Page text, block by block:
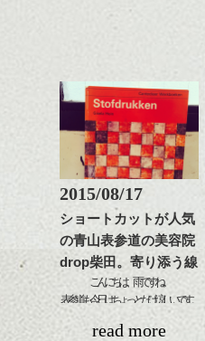
シバタ
イトをいれるのもおすす
ワックスとオイル、バー
ム等の質感を調整しやす
いものを全体になじませ
ながら
整えるだけですよ。
これからのスタイルチェ
ンジの事等
是非なんでもご相談して
下さい。
お待ちしております
シバタ
普通の焼肉屋さんでレバ刺しやユッケ食べ
られなくなって、悲しんでいるのは私だけ
でしょうか…？
ここは馬なので全部ありましたよ♪
お洒落なカフェ…ご飯が美味しい穴場的な
所…いま流行っているお店…ｅｔｃ。
各スタッフ、色々オススメのお店があるの
で、カットに来た際に訪ねてみるのも良い
かも(^^)？
2015/08/17
ショートカットが人気
の青山表参道の美容院
drop柴田。寄り添う線
こんにちは、雨ですね。
表参道も今日はちょっとだけ涼しいです。
夏から秋に向かう。なんとなく空気が綺麗
read more